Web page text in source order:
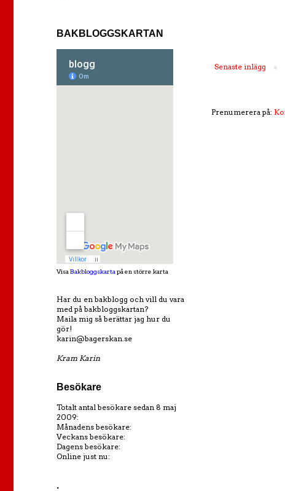
Senaste inlägg
Prenumerera på:
BAKBLOGGSKARTAN
Visa Bakbloggskarta på en större karta
Har du en bakblogg och vill du vara
med på bakbloggskartan?
Maila mig så berättar jag hur du
gör!
karin@bagerskan.se
Kram Karin
Besökare
Totalt antal besökare sedan 8 maj
2009:
Månadens besökare:
Veckans besökare:
Dagens besökare:
Online just nu:
.